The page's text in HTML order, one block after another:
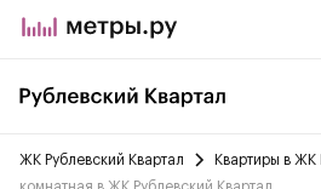
ЖК Рублевский Квартал Квартиры в ЖК